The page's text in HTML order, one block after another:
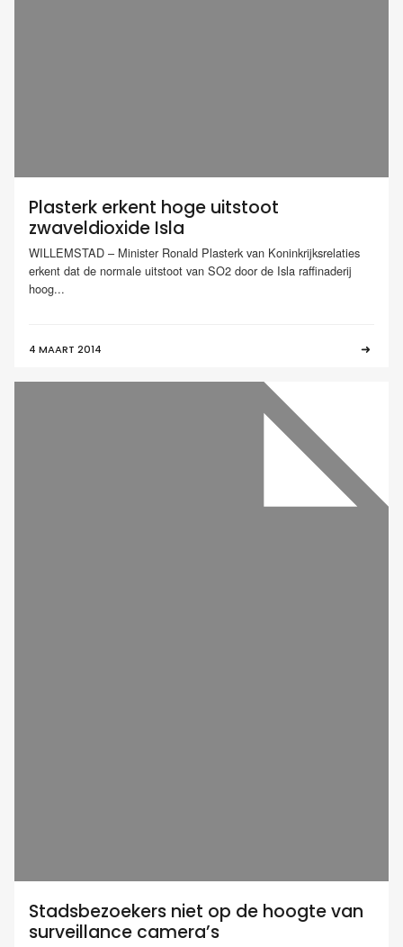
Plasterk erkent hoge uitstoot
zwaveldioxide Isla
WILLEMSTAD – Minister Ronald Plasterk van Koninkrijksrelaties
erkent dat de normale uitstoot van SO2 door de Isla raffinaderij
hoog...
4 MAART 2014
Stadsbezoekers niet op de hoogte van
surveillance camera’s